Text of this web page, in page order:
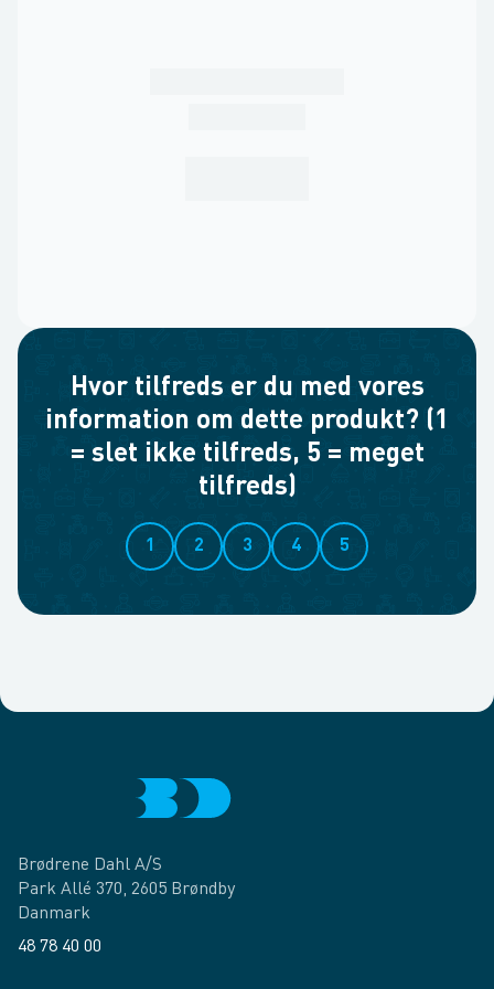
Hvor tilfreds er du med vores
information om dette produkt? (1
= slet ikke tilfreds, 5 = meget
tilfreds)
1 2 3 4 5
Brødrene Dahl A/S
Park Allé 370, 2605 Brøndby
Danmark
48 78 40 00